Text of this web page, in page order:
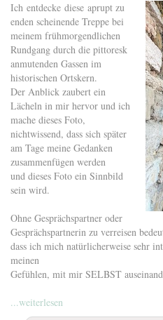
Ich entdecke diese aprupt zu
enden scheinende Treppe bei
meinem frühmorgendlichen
Rundgang durch die pittoresk
anmutenden Gassen im
historischen Ortskern.
Der Anblick zaubert ein
Lächeln in mir hervor und ich
mache dieses Foto,
nichtwissend, dass sich später
am Tage meine Gedanken
zusammenfügen werden
und dieses Foto ein Sinnbild
sein wird.
Ohne Gesprächspartner oder
Gesprächspartnerin zu verreisen
dass ich mich natürlicherweise sehr
meinen
Gefühlen, mit mir SELBST
...weiterlesen